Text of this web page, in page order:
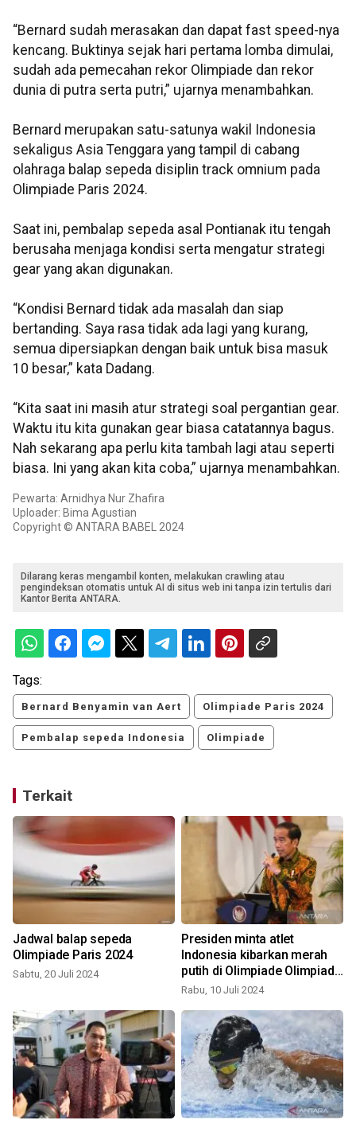
“Bernard sudah merasakan dan dapat fast speed-nya
kencang. Buktinya sejak hari pertama lomba dimulai,
sudah ada pemecahan rekor Olimpiade dan rekor
dunia di putra serta putri,” ujarnya menambahkan.
Bernard merupakan satu-satunya wakil Indonesia
sekaligus Asia Tenggara yang tampil di cabang
olahraga balap sepeda disiplin track omnium pada
Olimpiade Paris 2024.
Saat ini, pembalap sepeda asal Pontianak itu tengah
berusaha menjaga kondisi serta mengatur strategi
gear yang akan digunakan.
“Kondisi Bernard tidak ada masalah dan siap
bertanding. Saya rasa tidak ada lagi yang kurang,
semua dipersiapkan dengan baik untuk bisa masuk
10 besar,” kata Dadang.
“Kita saat ini masih atur strategi soal pergantian gear.
Waktu itu kita gunakan gear biasa catatannya bagus.
Nah sekarang apa perlu kita tambah lagi atau seperti
biasa. Ini yang akan kita coba,” ujarnya menambahkan.
Pewarta: Arnidhya Nur Zhafira
Uploader: Bima Agustian
Copyright © ANTARA BABEL 2024
Dilarang keras mengambil konten, melakukan crawling atau
pengindeksan otomatis untuk AI di situs web ini tanpa izin tertulis dari
Kantor Berita ANTARA.
Tags:
Bernard Benyamin van Aert Olimpiade Paris 2024
Pembalap sepeda Indonesia Olimpiade
Terkait
Jadwal balap sepeda
Olimpiade Paris 2024
Sabtu, 20 Juli 2024
Presiden minta atlet
Indonesia kibarkan merah
putih di Olimpiade Olimpiade
Paris
Rabu, 10 Juli 2024